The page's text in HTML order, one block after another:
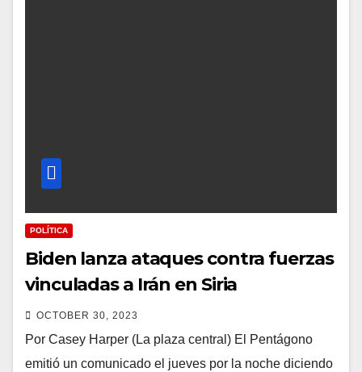
POLÍTICA
Biden lanza ataques contra fuerzas
vinculadas a Irán en Siria
OCTOBER 30, 2023
Por Casey Harper (La plaza central) El Pentágono
emitió un comunicado el jueves por la noche diciendo